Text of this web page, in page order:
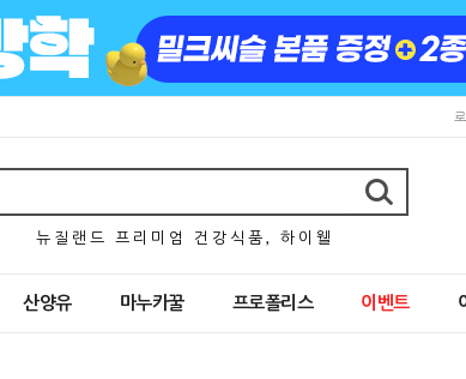
뉴 질 랜 드 프 리 미 엄 건 강 식 품 , 하 이 웰
산양유 마누카꿀 프로폴리스 이벤트